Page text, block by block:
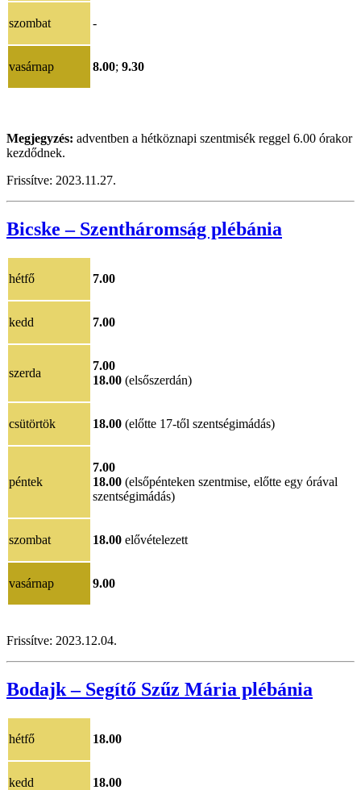
szombat -
vasárnap 8.00; 9.30
Megjegyzés: adventben a hétköznapi szentmisék reggel 6.00 órakor
kezdődnek.
Frissítve: 2023.11.27.
Bicske – Szentháromság plébánia
hétfő 7.00
kedd 7.00
szerda
7.00
18.00 (elsőszerdán)
csütörtök 18.00 (előtte 17-től szentségimádás)
péntek
7.00
18.00 (elsőpénteken szentmise, előtte egy órával
szentségimádás)
szombat 18.00 elővételezett
vasárnap 9.00
Frissítve: 2023.12.04.
Bodajk – Segítő Szűz Mária plébánia
hétfő 18.00
kedd 18.00